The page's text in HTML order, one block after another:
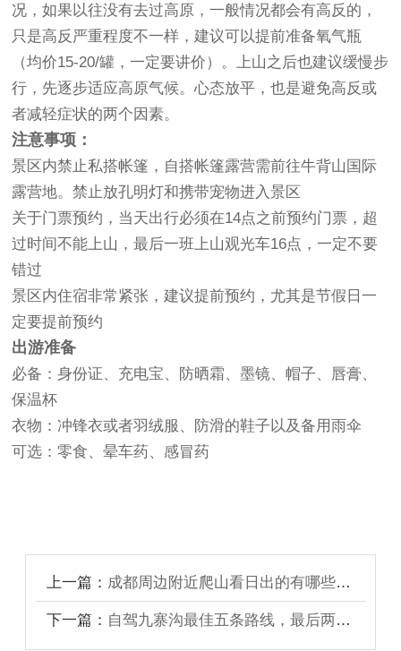
况，如果以往没有去过高原，一般情况都会有高反的，
只是高反严重程度不一样，建议可以提前准备氧气瓶
（均价15-20/罐，一定要讲价）。上山之后也建议缓慢步
行，先逐步适应高原气候。心态放平，也是避免高反或
者减轻症状的两个因素。
注意事项：
景区内禁止私搭帐篷，自搭帐篷露营需前往牛背山国际
露营地。禁止放孔明灯和携带宠物进入景区
关于门票预约，当天出行必须在14点之前预约门票，超
过时间不能上山，最后一班上山观光车16点，一定不要
错过
景区内住宿非常紧张，建议提前预约，尤其是节假日一
定要提前预约
出游准备
必备：身份证、充电宝、防晒霜、墨镜、帽子、唇膏、
保温杯
衣物：冲锋衣或者羽绒服、防滑的鞋子以及备用雨伞
可选：零食、晕车药、感冒药
上一篇： 成都周边附近爬山看日出的有哪些地方
下一篇： 自驾九寨沟最佳五条路线，最后两条你知道吗？